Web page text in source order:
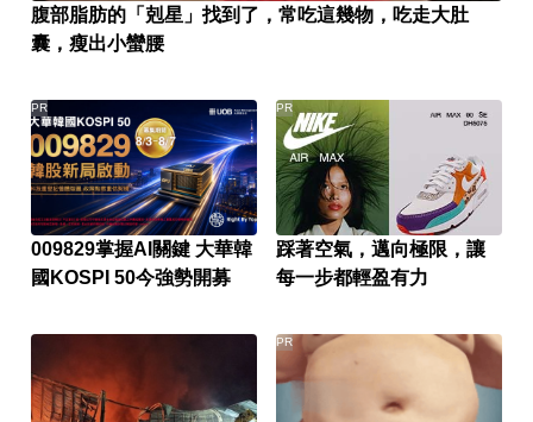
腹部脂肪的「剋星」找到了，常吃這幾物，吃走大肚
囊，瘦出小蠻腰
009829掌握AI關鍵 大華韓
國KOSPI 50今強勢開募
PR
踩著空氣，邁向極限，讓
每一步都輕盈有力
PR
PR